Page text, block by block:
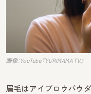
画像：YouTube『YURIMAMA TV』
眉毛はアイブロウパウ